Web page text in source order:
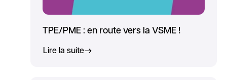
TPE/PME : en route vers la VSME !
Lire la suite